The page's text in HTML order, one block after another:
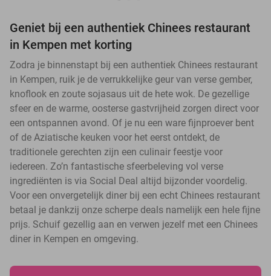
Geniet bij een authentiek Chinees restaurant
in Kempen met korting
Zodra je binnenstapt bij een authentiek Chinees restaurant
in Kempen, ruik je de verrukkelijke geur van verse gember,
knoflook en zoute sojasaus uit de hete wok. De gezellige
sfeer en de warme, oosterse gastvrijheid zorgen direct voor
een ontspannen avond. Of je nu een ware fijnproever bent
of de Aziatische keuken voor het eerst ontdekt, de
traditionele gerechten zijn een culinair feestje voor
iedereen. Zo’n fantastische sfeerbeleving vol verse
ingrediënten is via Social Deal altijd bijzonder voordelig.
Voor een onvergetelijk diner bij een echt Chinees restaurant
betaal je dankzij onze scherpe deals namelijk een hele fijne
prijs. Schuif gezellig aan en verwen jezelf met een Chinees
diner in Kempen en omgeving.